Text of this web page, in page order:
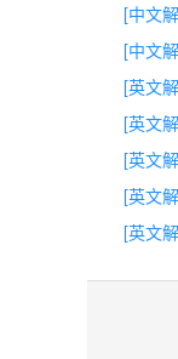
[中文
[中文
[英文
[英文
[英文
[英文
[英文